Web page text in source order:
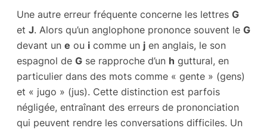
Une autre erreur fréquente concerne les lettres G
et J. Alors qu’un anglophone prononce souvent le G
devant un e ou i comme un j en anglais, le son
espagnol de G se rapproche d’un h guttural, en
particulier dans des mots comme « gente » (gens)
et « jugo » (jus). Cette distinction est parfois
négligée, entraînant des erreurs de prononciation
qui peuvent rendre les conversations difficiles. Un